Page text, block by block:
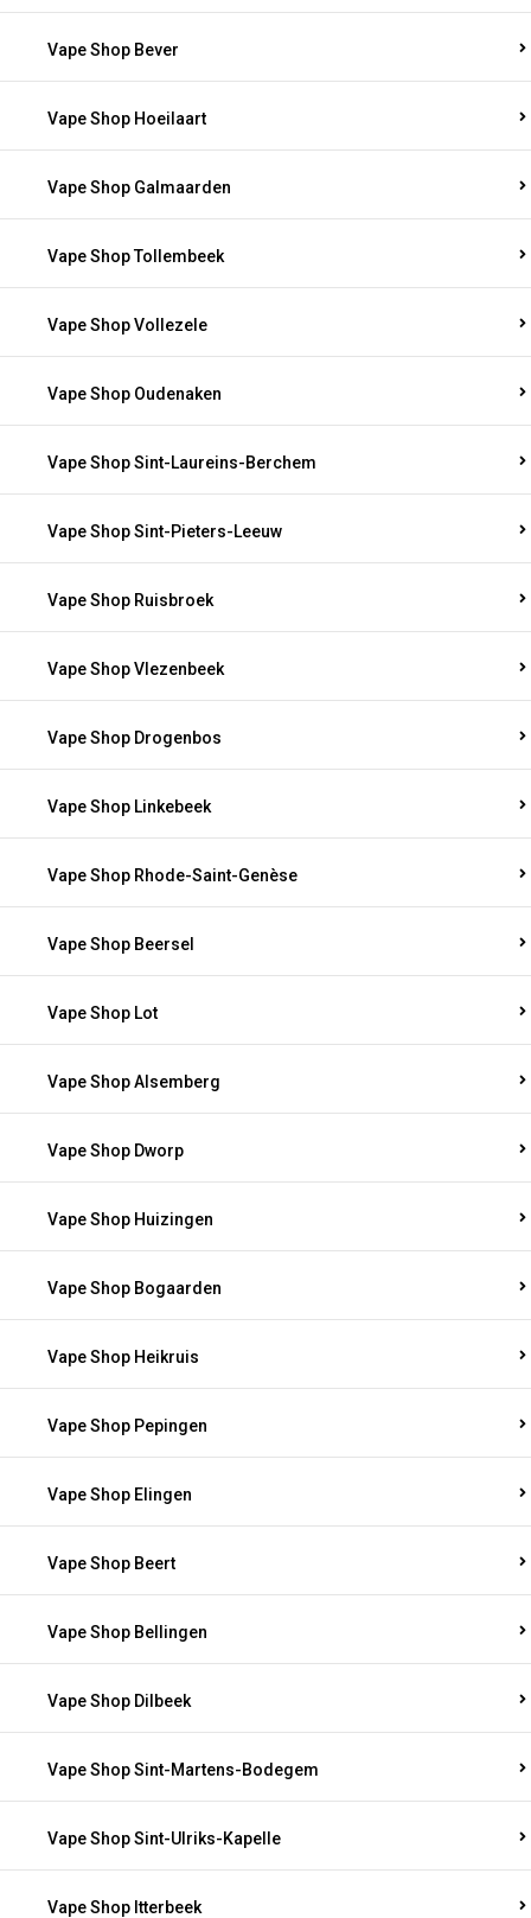
Vape Shop Bever
Vape Shop Hoeilaart
Vape Shop Galmaarden
Vape Shop Tollembeek
Vape Shop Vollezele
Vape Shop Oudenaken
Vape Shop Sint-Laureins-Berchem
Vape Shop Sint-Pieters-Leeuw
Vape Shop Ruisbroek
Vape Shop Vlezenbeek
Vape Shop Drogenbos
Vape Shop Linkebeek
Vape Shop Rhode-Saint-Genèse
Vape Shop Beersel
Vape Shop Lot
Vape Shop Alsemberg
Vape Shop Dworp
Vape Shop Huizingen
Vape Shop Bogaarden
Vape Shop Heikruis
Vape Shop Pepingen
Vape Shop Elingen
Vape Shop Beert
Vape Shop Bellingen
Vape Shop Dilbeek
Vape Shop Sint-Martens-Bodegem
Vape Shop Sint-Ulriks-Kapelle
Vape Shop Itterbeek